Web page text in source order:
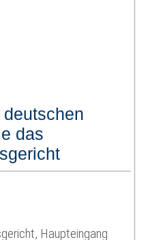
das
Haupteingang